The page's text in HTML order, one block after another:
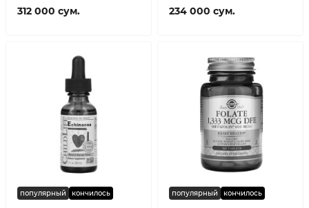
312 000 сум. 234 000 сум.
популярный кончилось популярный кончилось